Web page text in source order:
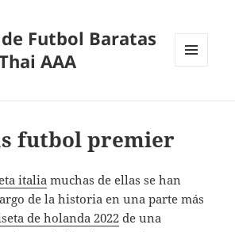
Futbol Baratas
AAA
futbol premier
italia muchas de ellas se han
de la historia en una parte más
de holanda 2022 de una